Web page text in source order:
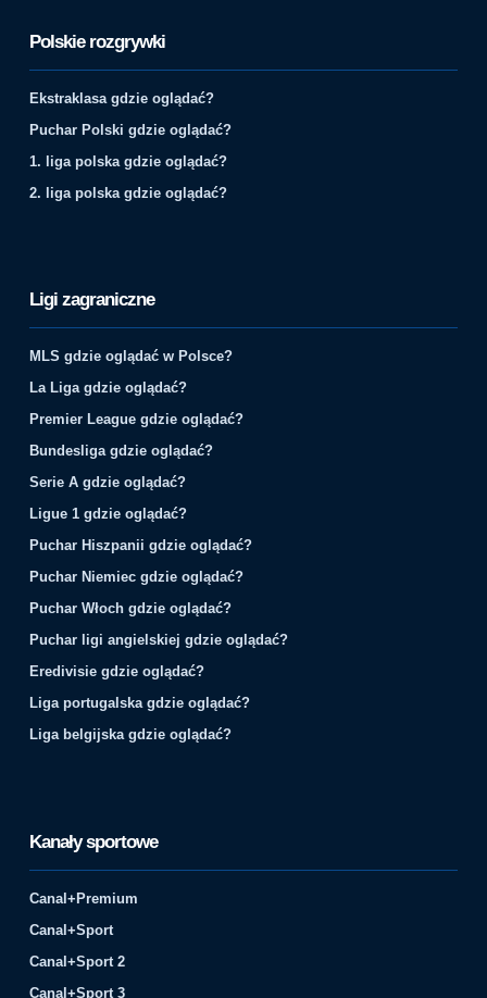
Polskie rozgrywki
Ekstraklasa gdzie oglądać?
Puchar Polski gdzie oglądać?
1. liga polska gdzie oglądać?
2. liga polska gdzie oglądać?
Ligi zagraniczne
MLS gdzie oglądać w Polsce?
La Liga gdzie oglądać?
Premier League gdzie oglądać?
Bundesliga gdzie oglądać?
Serie A gdzie oglądać?
Ligue 1 gdzie oglądać?
Puchar Hiszpanii gdzie oglądać?
Puchar Niemiec gdzie oglądać?
Puchar Włoch gdzie oglądać?
Puchar ligi angielskiej gdzie oglądać?
Eredivisie gdzie oglądać?
Liga portugalska gdzie oglądać?
Liga belgijska gdzie oglądać?
Kanały sportowe
Canal+Premium
Canal+Sport
Canal+Sport 2
Canal+Sport 3